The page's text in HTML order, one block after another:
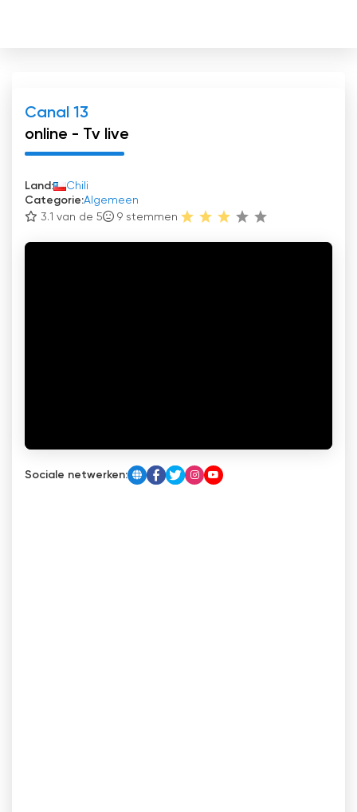
Canal 13
online - Tv live
Land:
Chili
Categorie:Algemeen
3.1 van de 5
9 stemmen
Sociale netwerken: